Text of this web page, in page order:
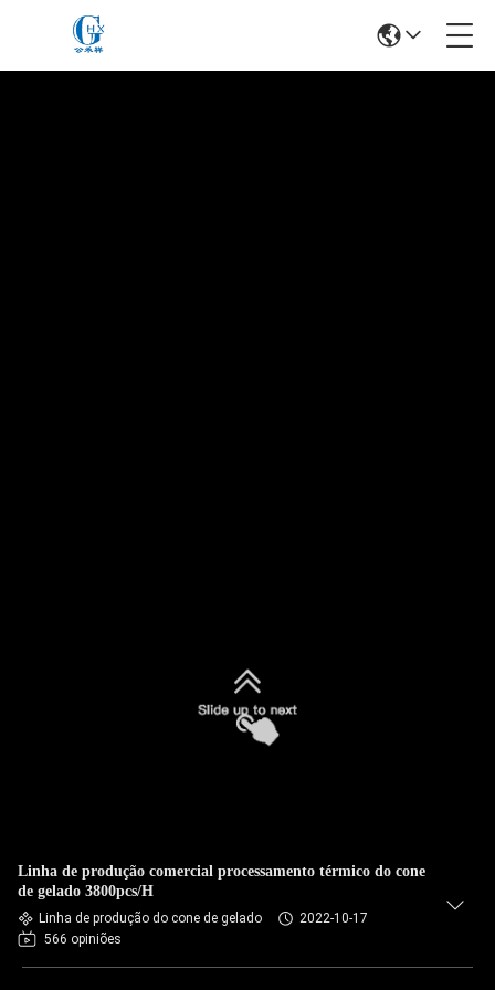
Linha de produção comercial processamento térmico do cone
de gelado 3800pcs/H
Linha de produção do cone de gelado
2022-10-17
566 opiniões